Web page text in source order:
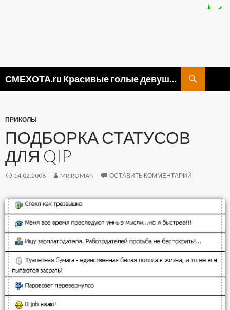
СМЕХОТА.ru Красивые голые девушки, прикольные картинки ню и видео приколы
ПРИКОЛЫ
ПОДБОРКА СТАТУСОВ
ДЛЯ QIP
14.02.2008 MR.ROMAN ОСТАВИТЬ КОММЕНТАРИЙ